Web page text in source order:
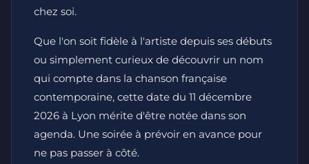
chez soi.
Que l'on soit fidèle à l'artiste depuis ses débuts
ou simplement curieux de découvrir un nom
qui compte dans la chanson française
contemporaine, cette date du 11 décembre
2026 à Lyon mérite d'être notée dans son
agenda. Une soirée à prévoir en avance pour
ne pas passer à côté.